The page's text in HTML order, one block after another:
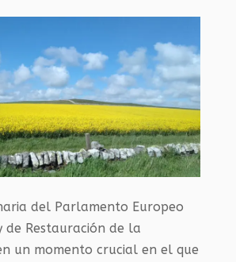
del Parlamento Europeo
de Restauración de la
un momento crucial en el que